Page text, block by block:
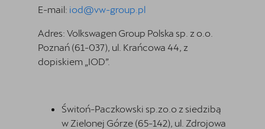
E-mail: iod@vw-group.pl
Adres: Volkswagen Group Polska sp. z o.o.
Poznań (61-037), ul. Krańcowa 44, z
dopiskiem „IOD”.
Świtoń-Paczkowski sp.zo.o z siedzibą
w Zielonej Górze (65-142), ul. Zdrojowa